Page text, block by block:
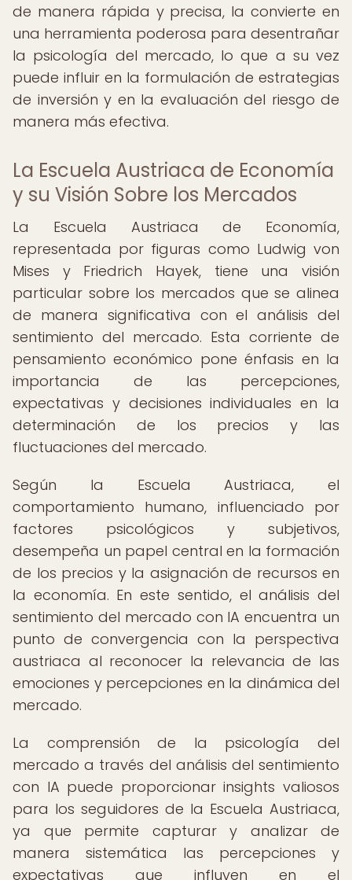
de manera rápida y precisa, la convierte en
una herramienta poderosa para desentrañar
la psicología del mercado, lo que a su vez
puede influir en la formulación de estrategias
de inversión y en la evaluación del riesgo de
manera más efectiva.
La Escuela Austriaca de Economía
y su Visión Sobre los Mercados
La Escuela Austriaca de Economía,
representada por figuras como Ludwig von
Mises y Friedrich Hayek, tiene una visión
particular sobre los mercados que se alinea
de manera significativa con el análisis del
sentimiento del mercado. Esta corriente de
pensamiento económico pone énfasis en la
importancia de las percepciones,
expectativas y decisiones individuales en la
determinación de los precios y las
fluctuaciones del mercado.
Según la Escuela Austriaca, el
comportamiento humano, influenciado por
factores psicológicos y subjetivos,
desempeña un papel central en la formación
de los precios y la asignación de recursos en
la economía. En este sentido, el análisis del
sentimiento del mercado con IA encuentra un
punto de convergencia con la perspectiva
austriaca al reconocer la relevancia de las
emociones y percepciones en la dinámica del
mercado.
La comprensión de la psicología del
mercado a través del análisis del sentimiento
con IA puede proporcionar insights valiosos
para los seguidores de la Escuela Austriaca,
ya que permite capturar y analizar de
manera sistemática las percepciones y
expectativas que influyen en el